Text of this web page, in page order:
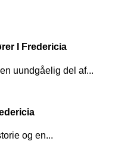
I Fredericia
uundgåelig del af...
og en...